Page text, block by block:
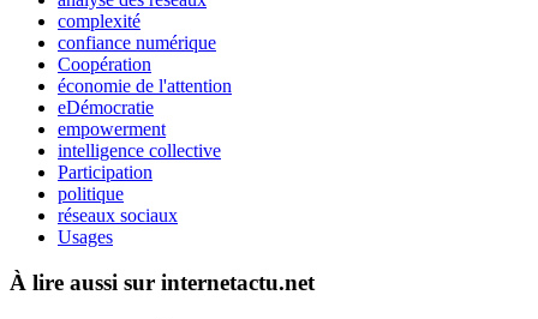
complexité
confiance numérique
Coopération
économie de l'attention
eDémocratie
empowerment
intelligence collective
Participation
politique
réseaux sociaux
Usages
À lire aussi sur internetactu.net